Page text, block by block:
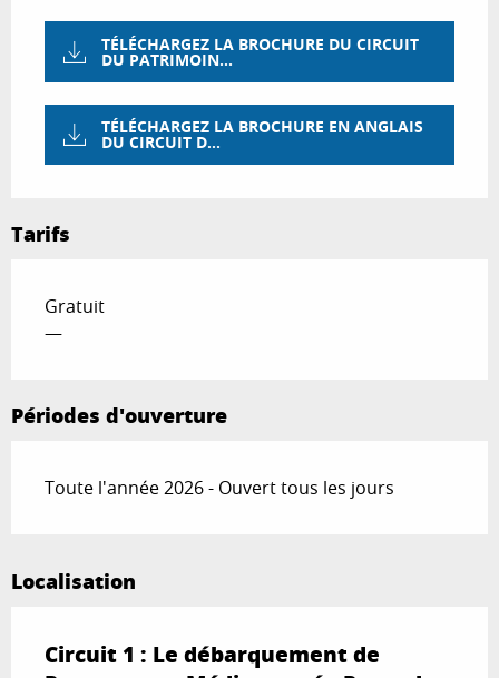
TÉLÉCHARGEZ LA BROCHURE DU CIRCUIT
DU PATRIMOIN...
TÉLÉCHARGEZ LA BROCHURE EN ANGLAIS
DU CIRCUIT D...
Tarifs
Gratuit
—
Périodes d'ouverture
Toute l'année 2026 - Ouvert tous les jours
Localisation
Circuit 1 : Le débarquement de